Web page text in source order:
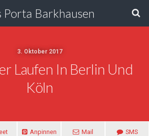
Porta Barkhausen
3. Oktober 2017
Laufen In Berlin Und
Köln
Anpinnen Mail SMS